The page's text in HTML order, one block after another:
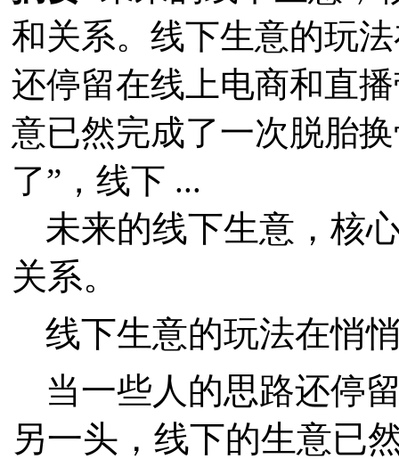
和关系。线下生意的玩
还停留在线上电商和直
意已然完成了一次脱胎
了”，线下 ...
未来的线下生意，核
关系。
线下生意的玩法在悄
当一些人的思路还停
另一头，线下的生意已